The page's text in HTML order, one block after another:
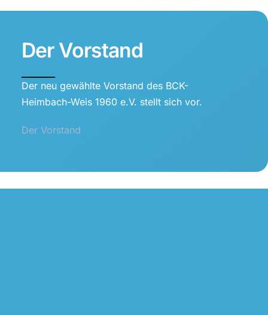
Der Vorstand
Der neu gewählte Vorstand des BCK-
Heimbach-Weis 1960 e.V. stellt sich vor.
Der Vorstand